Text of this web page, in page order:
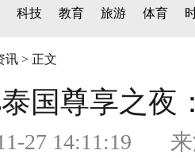
科技 教育 旅游 体育
讯 > 正文
泰国尊享之
11-27